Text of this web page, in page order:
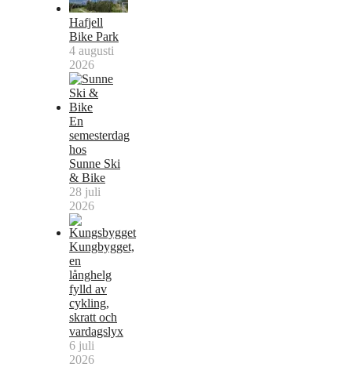
Hafjell
Bike Park
4 augusti
2026
En
semesterdag
hos
Sunne Ski
& Bike
28 juli
2026
Kungbygget,
en
långhelg
fylld av
cykling,
skratt och
vardagslyx
6 juli
2026